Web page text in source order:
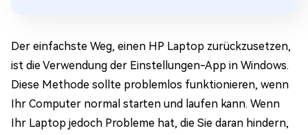
Der einfachste Weg, einen HP Laptop zurückzusetzen,
ist die Verwendung der Einstellungen-App in Windows.
Diese Methode sollte problemlos funktionieren, wenn
Ihr Computer normal starten und laufen kann. Wenn
Ihr Laptop jedoch Probleme hat, die Sie daran hindern,